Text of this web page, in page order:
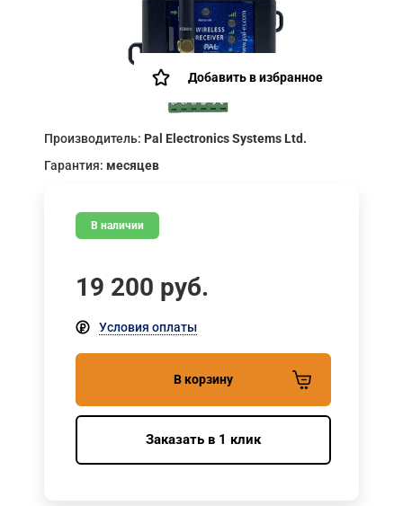
Добавить в избранное
Производитель: Pal Electronics Systems Ltd.
Гарантия: месяцев
В наличии
19 200 руб.
Условия оплаты
В корзину
Заказать в 1 клик